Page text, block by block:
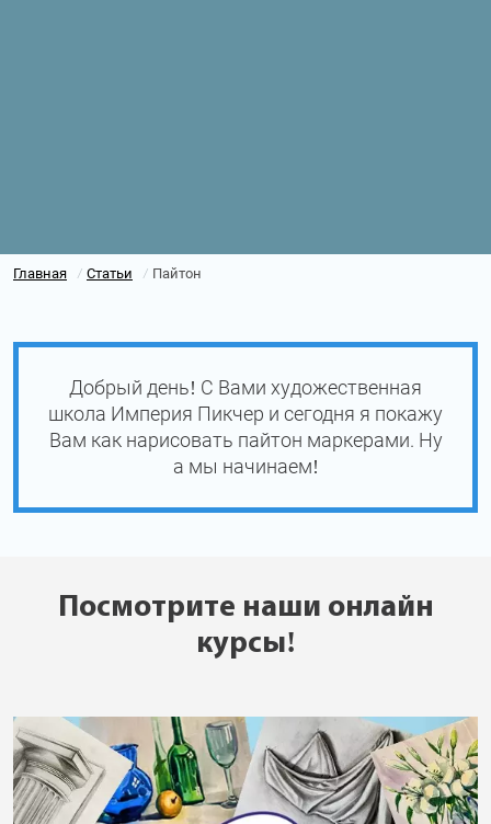
Главная / Статьи / Пайтон
Добрый день! С Вами художественная
школа Империя Пикчер и сегодня я покажу
Вам как нарисовать пайтон маркерами. Ну
а мы начинаем!
Посмотрите наши онлайн
курсы!